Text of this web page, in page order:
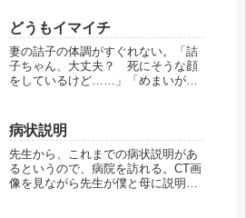
どうもイマイチ
妻の詰子の体調がすぐれない。「詰
子ちゃん、大丈夫？ 死にそうな顔
をしているけど……」「めまいがす
ぁ～」詰子は大きなため息をつく。
そのあと、スマホを持ってスクロー
ルする仕草をして...
病状説明
先生から、これまでの病状説明があ
るというので、病院を訪れる。CT画
像を見ながら先生が僕と母に説明を